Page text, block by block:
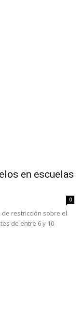
en escuelas
0
restricción sobre el
de entre 6 y 10